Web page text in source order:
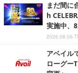
まだ間に
h
実施中、
2026.08.06
アベイル
ローグー